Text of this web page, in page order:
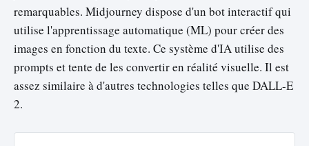
remarquables. Midjourney dispose d'un bot interactif qui
utilise l'apprentissage automatique (ML) pour créer des
images en fonction du texte. Ce système d'IA utilise des
prompts et tente de les convertir en réalité visuelle. Il est
assez similaire à d'autres technologies telles que DALL-E
2.